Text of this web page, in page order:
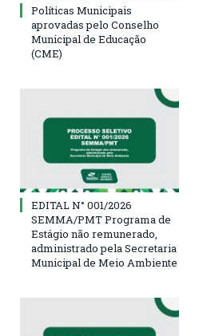
Políticas Municipais
aprovadas pelo Conselho
Municipal de Educação
(CME)
EDITAL N° 001/2026
SEMMA/PMT Programa de
Estágio não remunerado,
administrado pela Secretaria
Municipal de Meio Ambiente